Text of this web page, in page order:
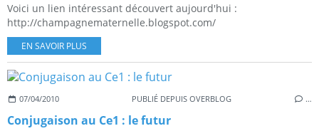
Voici un lien intéressant découvert aujourd'hui :
http://champagnematernelle.blogspot.com/
EN SAVOIR PLUS
07/04/2010 PUBLIÉ DEPUIS OVERBLOG …
Conjugaison au Ce1 : le futur